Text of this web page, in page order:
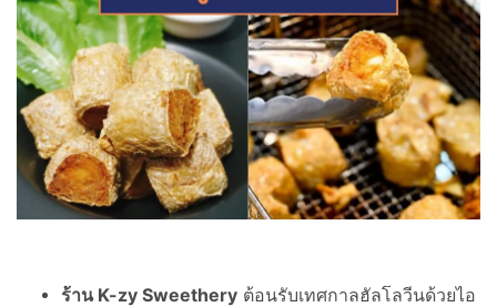
ร้าน K-zy Sweethery ต้อนรับเทศกาลฮัลโลวีนด้วยไอ